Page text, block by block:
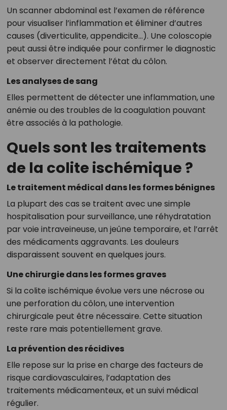
Un scanner abdominal est l’examen de référence
pour visualiser l’inflammation et éliminer d’autres
causes (diverticulite, appendicite…). Une coloscopie
peut aussi être indiquée pour confirmer le diagnostic
et observer directement l’état du côlon.
Les analyses de sang
Elles permettent de détecter une inflammation, une
anémie ou des troubles de la coagulation pouvant
être associés à la pathologie.
Quels sont les traitements
de la colite ischémique ?
Le traitement médical dans les formes bénignes
La plupart des cas se traitent avec une simple
hospitalisation pour surveillance, une réhydratation
par voie intraveineuse, un jeûne temporaire, et l’arrêt
des médicaments aggravants. Les douleurs
disparaissent souvent en quelques jours.
Une chirurgie dans les formes graves
Si la colite ischémique évolue vers une nécrose ou
une perforation du côlon, une intervention
chirurgicale peut être nécessaire. Cette situation
reste rare mais potentiellement grave.
La prévention des récidives
Elle repose sur la prise en charge des facteurs de
risque cardiovasculaires, l’adaptation des
traitements médicamenteux, et un suivi médical
régulier.